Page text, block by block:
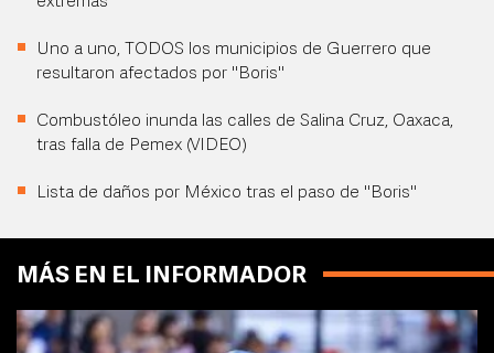
Uno a uno, TODOS los municipios de Guerrero que
resultaron afectados por "Boris"
Combustóleo inunda las calles de Salina Cruz, Oaxaca,
tras falla de Pemex (VIDEO)
Lista de daños por México tras el paso de "Boris"
MÁS EN EL INFORMADOR